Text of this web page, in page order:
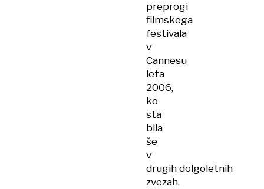
preprogi
filmskega
festivala
v
Cannesu
leta
2006,
ko
sta
bila
še
v
drugih dolgoletnih
zvezah.